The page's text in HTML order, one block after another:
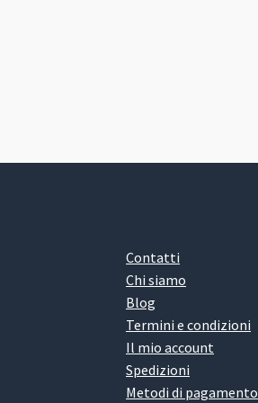
Contatti
Chi siamo
Blog
Termini e condizioni
Il mio account
Spedizioni
Metodi di pagamento